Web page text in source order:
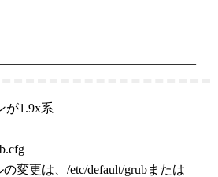
が1.9x系
変更は、/etc/default/grubまたは